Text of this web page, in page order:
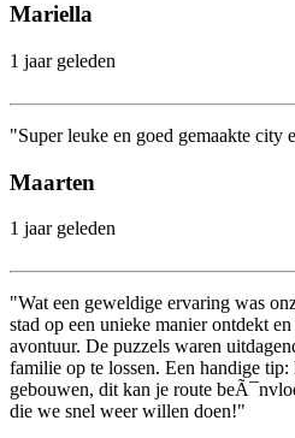
Mariella
1 jaar geleden
"Super leuke en goed gemaakte city
Maarten
1 jaar geleden
"Wat een geweldige ervaring was
stad op een unieke manier ontdekt
avontuur. De puzzels waren
familie op te lossen. Een handige
gebouwen, dit kan je route
die we snel weer willen doen!"